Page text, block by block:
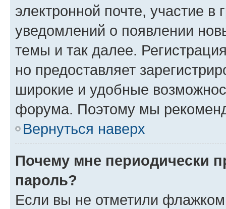
электронной почте, участие в
уведомлений о появлении
темы и так далее.
но предоставляет
широкие и удобные
форума. Поэтому мы
Вернуться наверх
Почему мне периодически
пароль?
Если вы не отметили флажком